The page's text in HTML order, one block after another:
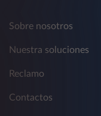
Sobre nosotros
Nuestra soluciones
Reclamo
Contactos